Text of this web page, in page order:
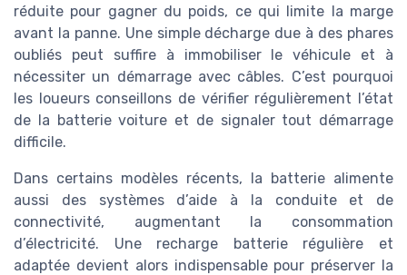
réduite pour gagner du poids, ce qui limite la marge
avant la panne. Une simple décharge due à des phares
oubliés peut suffire à immobiliser le véhicule et à
nécessiter un démarrage avec câbles. C’est pourquoi
les loueurs conseillons de vérifier régulièrement l’état
de la batterie voiture et de signaler tout démarrage
difficile.
Dans certains modèles récents, la batterie alimente
aussi des systèmes d’aide à la conduite et de
connectivité, augmentant la consommation
d’électricité. Une recharge batterie régulière et
adaptée devient alors indispensable pour préserver la